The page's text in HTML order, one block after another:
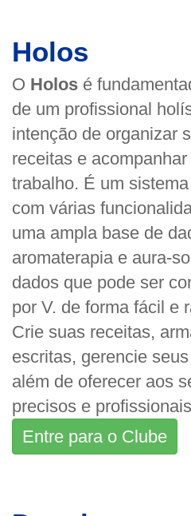
Holos
O Holos é
de um profissional
intenção de organizar
receitas e
trabalho. É um
com várias
uma ampla base de
aromaterapia e aura-
dados que pode ser
por V. de forma fácil e
Crie suas receitas,
escritas, gerencie
além de oferecer aos
precisos e
Entre para o Clube